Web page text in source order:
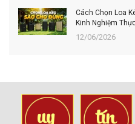
Cách Chọn Loa
Kinh Nghiệm
12/06/2026